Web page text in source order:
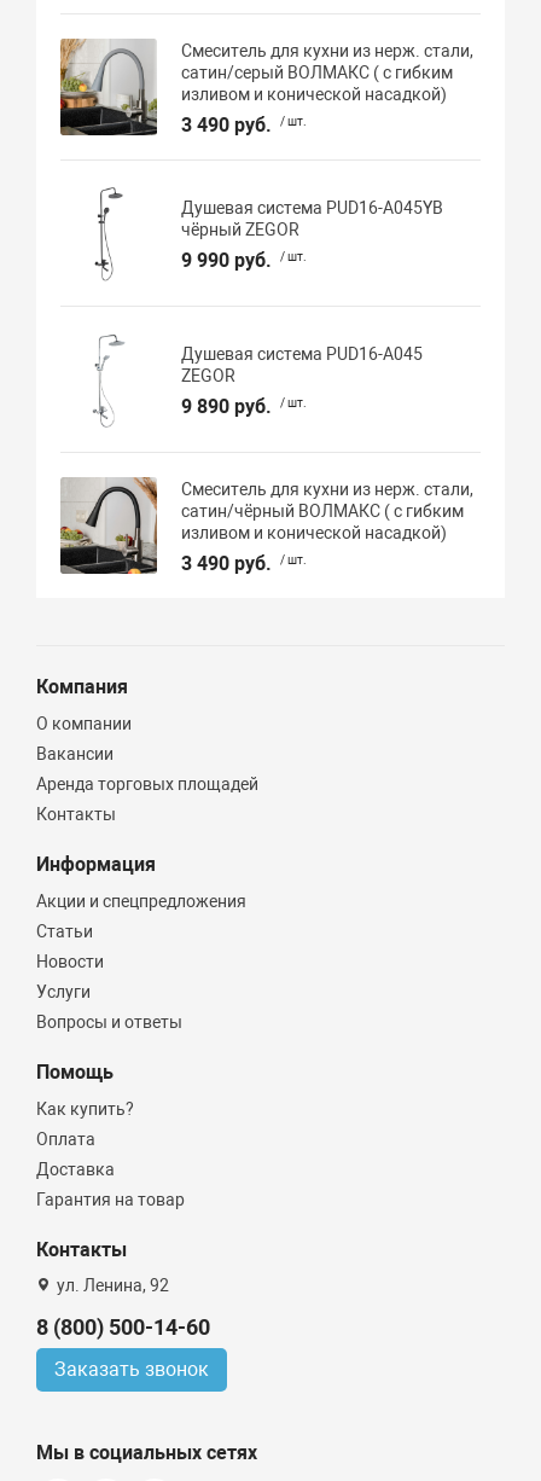
Смеситель для кухни из нерж. стали,
сатин/серый ВОЛМАКС ( с гибким
изливом и конической насадкой)
3 490 руб. / шт.
Душевая система PUD16-A045YB
чёрный ZEGOR
9 990 руб. / шт.
Душевая система PUD16-A045
ZEGOR
9 890 руб. / шт.
Смеситель для кухни из нерж. стали,
сатин/чёрный ВОЛМАКС ( с гибким
изливом и конической насадкой)
3 490 руб. / шт.
Компания
О компании
Вакансии
Аренда торговых площадей
Контакты
Информация
Акции и спецпредложения
Статьи
Новости
Услуги
Вопросы и ответы
Помощь
Как купить?
Оплата
Доставка
Гарантия на товар
Контакты
ул. Ленина, 92
8 (800) 500-14-60
Заказать звонок
Мы в социальных сетях